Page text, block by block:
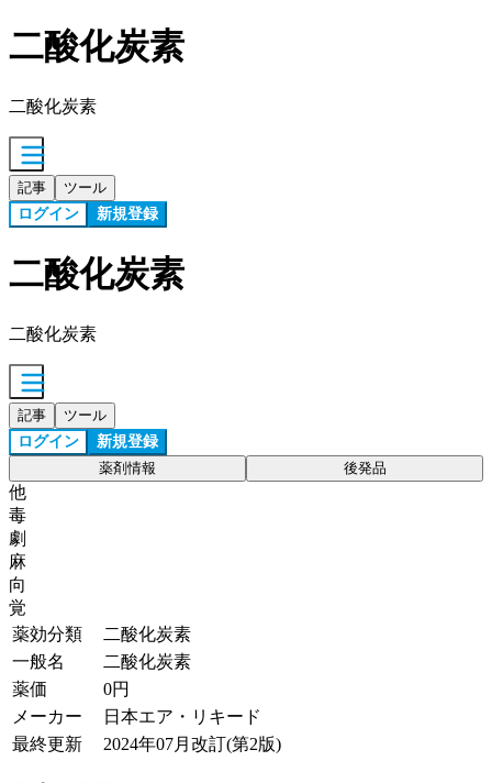
二酸化炭素
二酸化炭素
記事 ツール
ログイン 新規登録
二酸化炭素
二酸化炭素
記事 ツール
ログイン 新規登録
薬剤情報 後発品
他
毒
劇
麻
向
覚
薬効分類
二酸化炭素
一般名
二酸化炭素
薬価
0円
メーカー
日本エア・リキード
最終更新
2024年07月改訂(第2版)